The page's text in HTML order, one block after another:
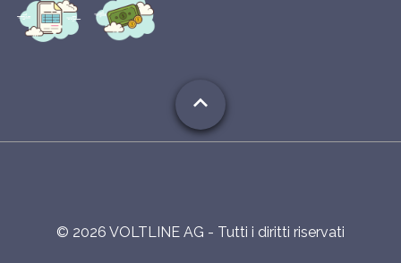
expand_less
© 2026 VOLTLINE AG - Tutti i diritti riservati